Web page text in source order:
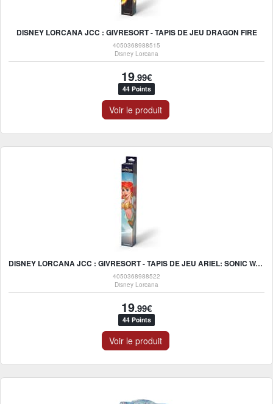
DISNEY LORCANA JCC : GIVRESORT - TAPIS DE JEU DRAGON FIRE
4050368988515
Disney Lorcana
19.99€
44 Points
Voir le produit
DISNEY LORCANA JCC : GIVRESORT - TAPIS DE JEU ARIEL: SONIC WARRIOR
4050368988522
Disney Lorcana
19.99€
44 Points
Voir le produit